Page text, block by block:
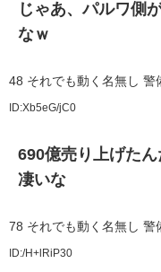
じゃあ、パルワ側
なｗ
48 それでも動く名無し 警
ID:Xb5eG/jC0
690億売り上げたん
凄いな
78 それでも動く名無し 警
ID:/H+lRiP30